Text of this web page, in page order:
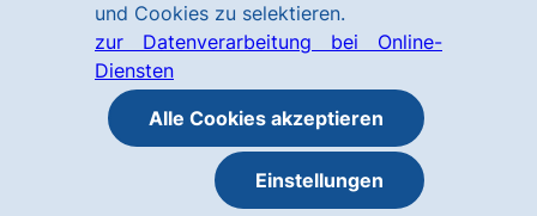
und Cookies zu selektieren.
zur Datenverarbeitung bei Online-
Diensten
Alle Cookies akzeptieren
Einstellungen